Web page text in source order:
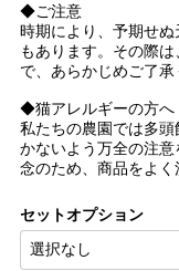
◆ご注意
時期により、予期せ
もあります。その際
で、あらかじめご了承
◆猫アレルギーの方へ
私たちの農園では多
かないよう万全の注意
念のため、商品をよく
セットオプション